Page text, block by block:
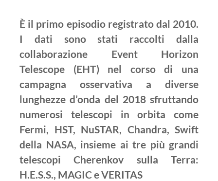
È il primo episodio registrato dal 2010.
I dati sono stati raccolti dalla
collaborazione Event Horizon
Telescope (EHT) nel corso di una
campagna osservativa a diverse
lunghezze d’onda del 2018 sfruttando
numerosi telescopi in orbita come
Fermi, HST, NuSTAR, Chandra, Swift
della NASA, insieme ai tre più grandi
telescopi Cherenkov sulla Terra:
H.E.S.S., MAGIC e VERITAS